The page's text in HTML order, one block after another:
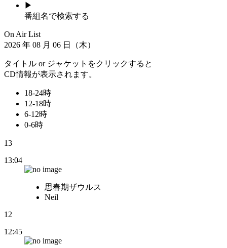
▶
番組名で検索する
On Air List
2026 年 08 月 06 日（木）
タイトル or ジャケットをクリックすると
CD情報が表示されます。
18-24時
12-18時
6-12時
0-6時
13
13:04
思春期ザウルス
Neil
12
12:45